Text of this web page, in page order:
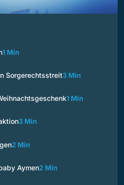
1 Min
Sorgerechtsstreit3 Min
1 Min
3 Min
2 Min
Aymen2 Min